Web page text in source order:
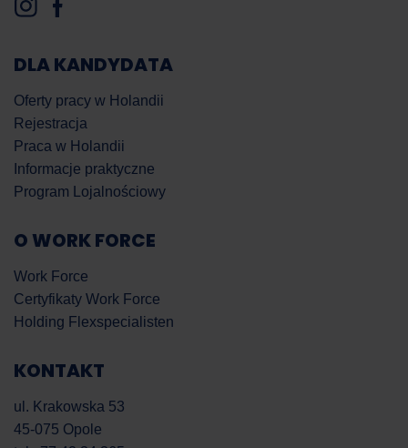
DLA KANDYDATA
Oferty pracy w Holandii
Rejestracja
Praca w Holandii
Informacje praktyczne
Program Lojalnościowy
O WORK FORCE
Work Force
Certyfikaty Work Force
Holding Flexspecialisten
KONTAKT
ul. Krakowska 53
45-075 Opole